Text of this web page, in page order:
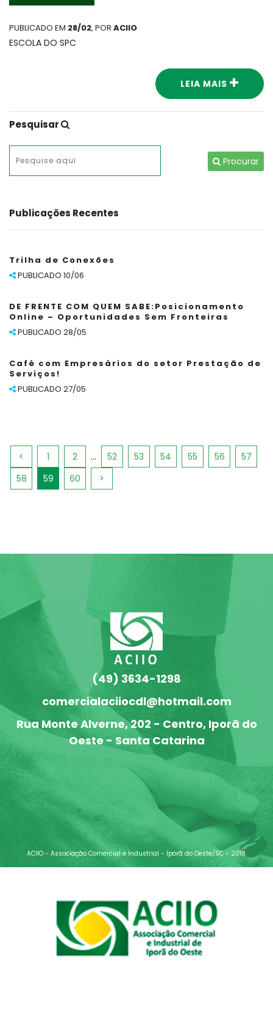
PUBLICADO EM 28/02, POR ACIIO
ESCOLA DO SPC
LEIA MAIS
Pesquisar
Procurar
Publicações Recentes
Trilha de Conexões
PUBLICADO 10/06
DE FRENTE COM QUEM SABE:Posicionamento
Online – Oportunidades Sem Fronteiras
PUBLICADO 28/05
Café com Empresários do setor Prestação de
Serviços!
PUBLICADO 27/05
< 1 2 ... 52 53 54 55 56
57
58
59 60 >
(49) 3634-1298
comercialaciiocdl@hotmail.com
Rua Monte Alverne, 202 - Centro, Iporã do
Oeste - Santa Catarina
ACIIO - Associação Comercial e Industrial - Iporã do Oeste/SC - 2018.